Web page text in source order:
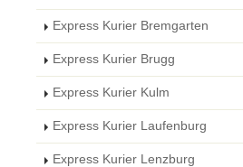
Express Kurier Bremgarten
Express Kurier Brugg
Express Kurier Kulm
Express Kurier Laufenburg
Express Kurier Lenzburg